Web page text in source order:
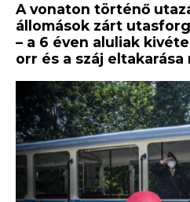
A vonaton történő
állomások zárt
– a 6 éven aluliak
orr és a száj eltakarása